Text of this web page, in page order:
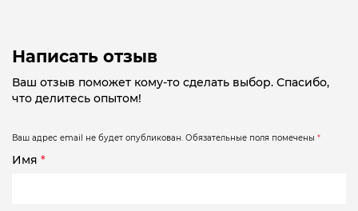
Написать отзыв
Ваш отзыв поможет кому-то сделать выбор. Спасибо,
что делитесь опытом!
Ваш адрес email не будет опубликован. Обязательные поля помечены *
Имя *